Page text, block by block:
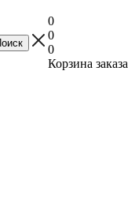
0
0
0
Корзина заказа